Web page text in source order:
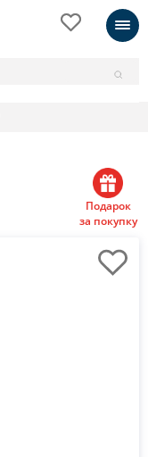
Подарок
за покупку